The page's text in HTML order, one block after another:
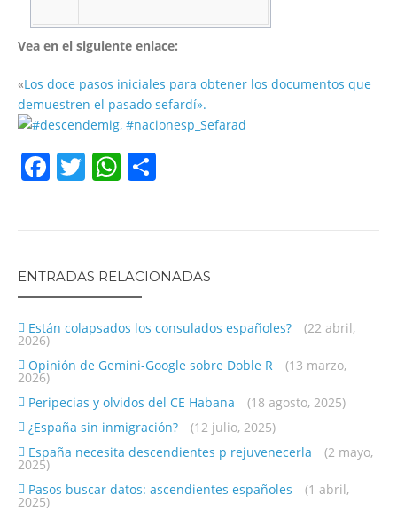
Vea en el siguiente enlace:
«Los doce pasos iniciales para obtener los documentos que
demuestren el pasado sefardí».
Facebook
TwitterWhatsApp
ENTRADAS RELACIONADAS
Están colapsados los consulados españoles? (22 abril,
2026)
Opinión de Gemini-Google sobre Doble R
(13 marzo,
2026)
Peripecias y olvidos del CE Habana
(18 agosto, 2025)
¿España sin inmigración?
(12 julio, 2025)
España necesita descendientes p rejuvenecerla
(2 mayo,
2025)
Pasos buscar datos: ascendientes españoles
(1 abril,
2025)